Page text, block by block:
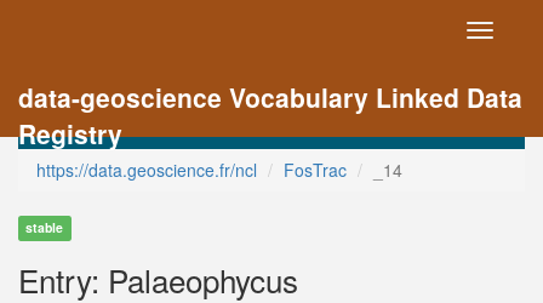
Toggle
data-geoscience Vocabulary Linked Data
Registry
https://data.geoscience.fr/ncl FosTrac _14
stable
Entry: Palaeophycus